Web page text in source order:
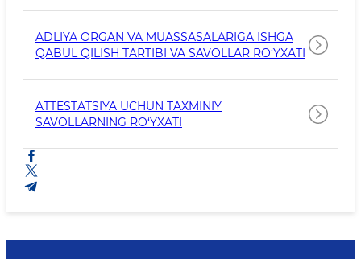
ADLIYA ORGAN VA MUASSASALARIGA ISHGA
QABUL QILISH TARTIBI VA SAVOLLAR RO‘YXATI
ATTESTATSIYA UCHUN TAXMINIY
SAVOLLARNING RO‘YXATI